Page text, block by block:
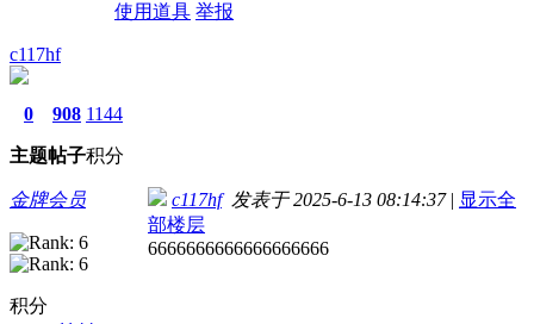
使用道具 举报
c117hf
0
主题
908
帖子
1144
积分
金牌会员
积分
c117hf发表于 2025-6-13 08:14:37 | 显示全
部楼层
6666666666666666666